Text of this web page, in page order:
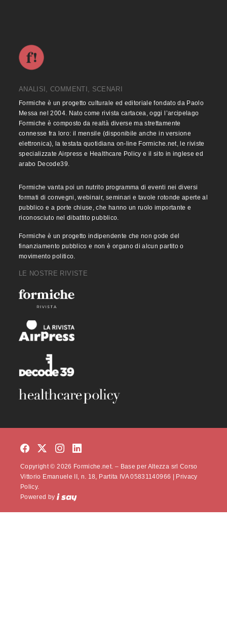
ANALISI, COMMENTI, SCENARI
Formiche è un progetto culturale ed editoriale fondato da Paolo
Messa nel 2004. Nato come rivista cartacea, oggi l’arcipelago
Formiche è composto da realtà diverse ma strettamente
connesse fra loro: il mensile (disponibile anche in versione
elettronica), la testata quotidiana on-line Formiche.net, le riviste
specializzate Airpress e Healthcare Policy e il sito in inglese ed
arabo Decode39.
Formiche vanta poi un nutrito programma di eventi nei diversi
formati di convegni, webinair, seminari e tavole rotonde aperte al
pubblico e a porte chiuse, che hanno un ruolo importante e
riconosciuto nel dibattito pubblico.
Formiche è un progetto indipendente che non gode del
finanziamento pubblico e non è organo di alcun partito o
movimento politico.
LE NOSTRE RIVISTE
Copyright © 2026 Formiche.net. – Base per Altezza srl Corso
Vittorio Emanuele II, n. 18, Partita IVA 05831140966 | Privacy
Policy.
Powered by